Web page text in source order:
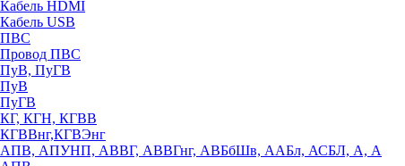
Кабель HDMI
Кабель USB
ПВС
Провод ПВС
ПуВ, ПуГВ
ПуВ
ПуГВ
КГ, КГН, КГВВ
КГВВнг,КГВЭнг
АПВ, АПУНП, АВВГ, АВВГнг, АВБбШв, ААБл, АСБЛ, А, А